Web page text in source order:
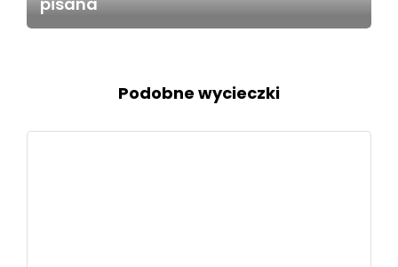
Podobne wycieczki